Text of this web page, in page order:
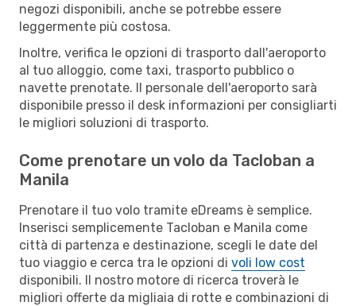
negozi disponibili, anche se potrebbe essere
leggermente più costosa.
Inoltre, verifica le opzioni di trasporto dall'aeroporto
al tuo alloggio, come taxi, trasporto pubblico o
navette prenotate. Il personale dell'aeroporto sarà
disponibile presso il desk informazioni per consigliarti
le migliori soluzioni di trasporto.
Come prenotare un volo da Tacloban a
Manila
Prenotare il tuo volo tramite eDreams è semplice.
Inserisci semplicemente Tacloban e Manila come
città di partenza e destinazione, scegli le date del
tuo viaggio e cerca tra le opzioni di voli low cost
disponibili. Il nostro motore di ricerca troverà le
migliori offerte da migliaia di rotte e combinazioni di